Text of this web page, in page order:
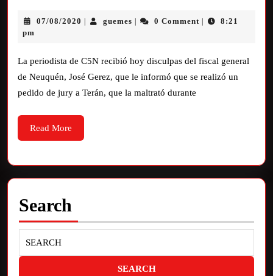
07/08/2020 guemes 0 Comment
8:21
pm
La periodista de C5N recibió hoy disculpas del fiscal general
de Neuquén, José Gerez, que le informó que se realizó un
pedido de jury a Terán, que la maltrató durante
Read More
Search